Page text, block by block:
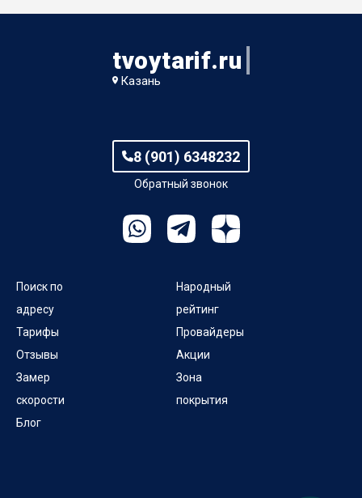
tvoytarif.ru
Казань
8 (901) 6348232
Обратный звонок
Поиск по
адресу
Тарифы
Отзывы
Замер
скорости
Блог
Народный
рейтинг
Провайдеры
Акции
Зона
покрытия